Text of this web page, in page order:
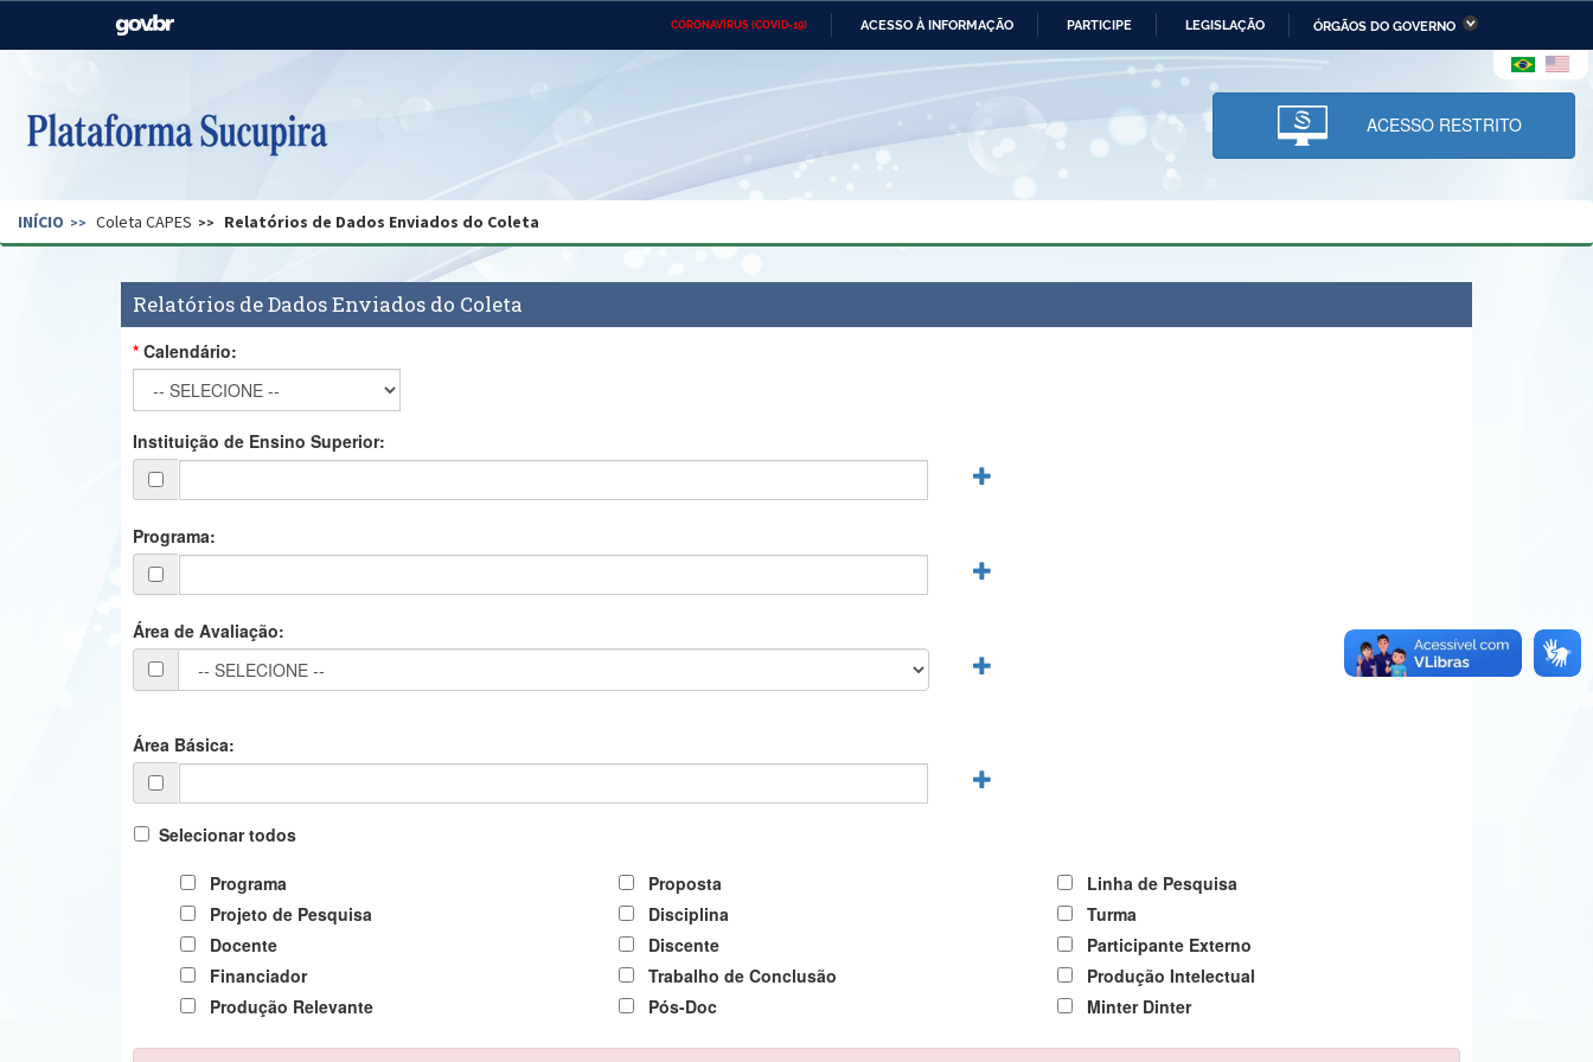
CORONAVÍRUS (COVID-19) ACESSO À INFORMAÇÃO PARTICIPE LEGISLAÇÃO ÓRGÃOS DO GOVERNO
Casa Civil Ministério das Relações Ministério da Economia Ministério da Infraestrutura
Pecuária e Abastecimento
Ministério da Ciência,
Tecnologia, Inovações e
Comunicações
Ministério do Desenvolvimento
Regional e dos Direitos Humanos
Secretaria de Governo Gabinete de Segurança Advocacia-Geral da União Banco Central do Brasil Planalto
ACESSO RESTRITO
INÍCIO Coleta CAPES Relatórios de Dados Enviados do Coleta
Relatórios de Dados Enviados do Coleta
Calendário:
Instituição de Ensino Superior:
Programa:
Área de Avaliação:
Área Básica:
Selecionar todos
Programa Proposta
Linha de Pesquisa
Projeto de Pesquisa
Disciplina
Turma
Docente
Discente
Participante Externo
Financiador
Trabalho de Conclusão
Produção Intelectual
Produção Relevante
Pós-Doc Minter Dinter